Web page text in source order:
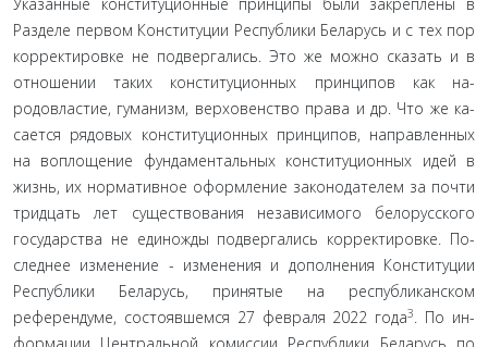
Разделе первом Конституции Республики Беларусь и с тех пор
корректировке не подвергались. Это же можно сказать и в
отношении таких конституционных принципов как на­
родовластие, гуманизм, верховенство права и др. Что же ка­
сается рядовых конституционных принципов, направленных
на воплощение фундаментальных конституционных идей в
жизнь, их нормативное оформление законодателем за поч­ти
тридцать лет существования независимого белорусского
государства не единожды подвергались корректировке. По­
следнее изменение - изменения и дополнения Конститу­ции
Республики Беларусь, принятые на республиканском
референдуме, состоявшемся 27 февраля 2022 года3. По ин­